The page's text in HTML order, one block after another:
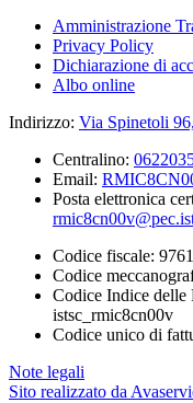
Amministrazione
Privacy Policy
Dichiarazione di
Albo online
Indirizzo: Via Spinetoli
Centralino:
Email:
Posta elettronica
Codice fiscale:
Codice
Codice Indice
istsc_rmic8cn00v
Codice unico di
Note legali
Sito realizzato da